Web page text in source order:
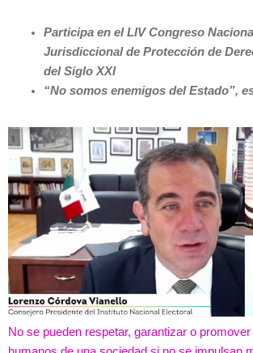
Participa en el LIV Congreso
Jurisdiccional de Protección de
del Siglo XXI
“No somos enemigos del Estado”,
No se pueden respetar, garantizar o